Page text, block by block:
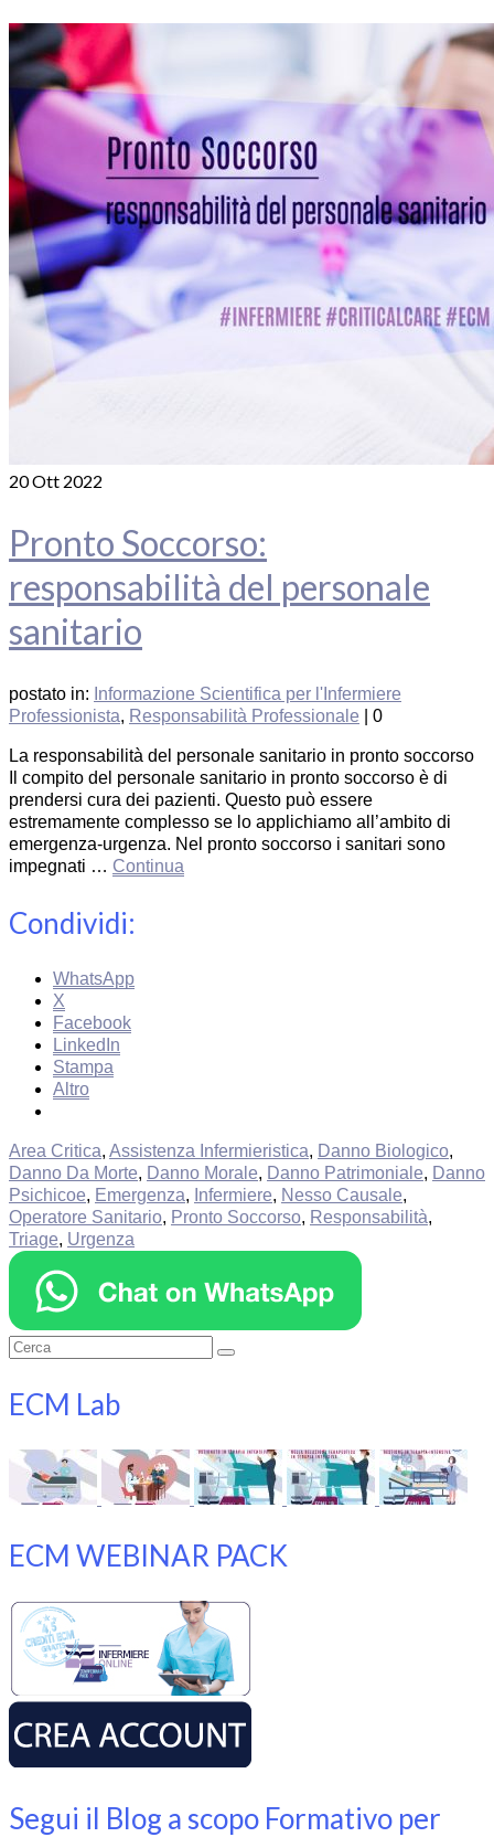
20Ott 2022
Pronto Soccorso:
responsabilità del personale
sanitario
postato in: Informazione Scientifica per l'Infermiere
Professionista, Responsabilità Professionale 0
La responsabilità del personale sanitario in pronto soccorso
Il compito del personale sanitario in pronto soccorso è di
prendersi cura dei pazienti. Questo può essere
estremamente complesso se lo applichiamo all’ambito di
emergenza-urgenza. Nel pronto soccorso i sanitari sono
impegnati … Continua
Condividi:
WhatsApp
X
Facebook
LinkedIn
Stampa
Altro
Area Critica, Assistenza Infermieristica, Danno Biologico,
Danno Da Morte, Danno Morale, Danno Patrimoniale, Danno
Psichicoe, Emergenza, Infermiere, Nesso Causale,
Operatore Sanitario, Pronto Soccorso, Responsabilità,
Triage, Urgenza
Cerca:
ECM Lab
ECM WEBINAR PACK
Segui il Blog a scopo Formativo per